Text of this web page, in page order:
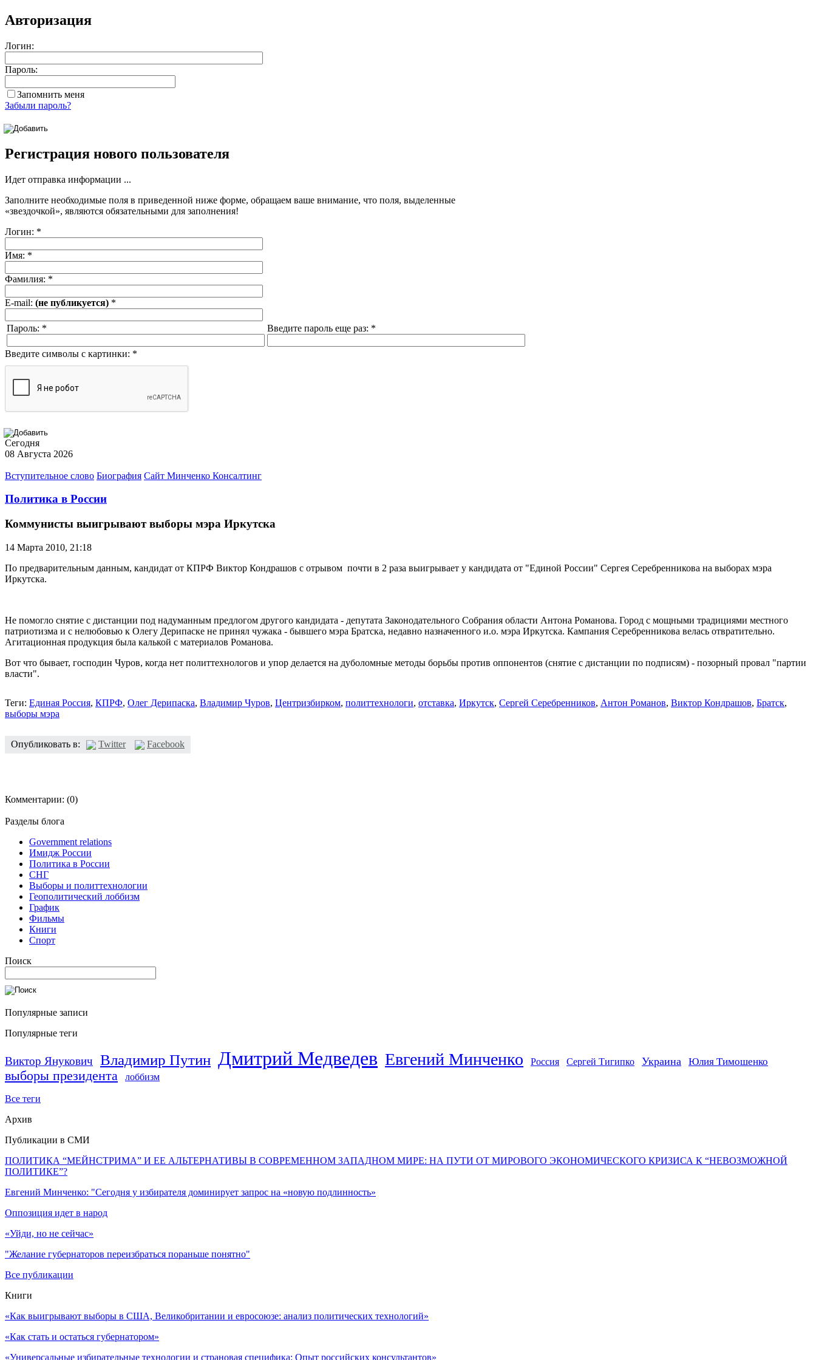
Авторизация
Логин:
Пароль:
Запомнить меня
Забыли пароль?
Регистрация нового пользователя
Идет отправка информации ...
Заполните необходимые поля в приведенной ниже форме, обращаем ваше внимание, что поля, выделенные
«звездочкой», являются обязательными для заполнения!
Логин: *
Имя: *
Фамилия: *
E-mail: (не публикуется) *
Пароль: * Введите пароль еще раз: *
Введите символы с картинки: *
Сегодня
08 Августа 2026
Вступительное слово Биография Сайт Минченко Консалтинг
Политика в России
Коммунисты выигрывают выборы мэра Иркутска
14 Марта 2010, 21:18
По предварительным данным, кандидат от КПРФ Виктор Кондрашов с отрывом почти в 2 раза выигрывает у кандидата от "Единой России" Сергея Серебренникова на выборах мэра
Иркутска.
Не помогло снятие с дистанции под надуманным предлогом другого кандидата - депутата Законодательного Собрания области Антона Романова. Город с мощными традициями местного
патриотизма и с нелюбовью к Олегу Дерипаске не принял чужака - бывшего мэра Братска, недавно назначенного и.о. мэра Иркутска. Кампания Серебренникова велась отвратительно.
Агитационная продукция была калькой с материалов Романова.
Вот что бывает, господин Чуров, когда нет политтехнологов и упор делается на дуболомные методы борьбы против оппонентов (снятие с дистанции по подписям) - позорный провал "партии
власти".
Теги: Единая Россия, КПРФ, Олег Дерипаска, Владимир Чуров, Центризбирком, политтехнологи, отставка, Иркутск, Сергей Серебренников, Антон Романов, Виктор Кондрашов, Братск,
выборы мэра
Опубликовать в: Twitter Facebook
Комментарии: (0)
Разделы блога
Government relations
Имидж России
Политика в России
СНГ
Выборы и политтехнологии
Геополитический лоббизм
График
Фильмы
Книги
Спорт
Поиск
Популярные записи
Популярные теги
Виктор Янукович Владимир Путин Дмитрий Медведев Евгений Минченко Россия Сергей Тигипко Украина Юлия Тимошенко
выборы президента лоббизм
Все теги
Архив
Публикации в СМИ
ПОЛИТИКА “МЕЙНСТРИМА” И ЕЕ АЛЬТЕРНАТИВЫ В СОВРЕМЕННОМ ЗАПАДНОМ МИРЕ: НА ПУТИ ОТ МИРОВОГО ЭКОНОМИЧЕСКОГО КРИЗИСА К “НЕВОЗМОЖНОЙ
ПОЛИТИКЕ”?
Евгений Минченко: "Сегодня у избирателя доминирует запрос на «новую подлинность»
Оппозиция идет в народ
«Уйди, но не сейчас»
"Желание губернаторов переизбраться пораньше понятно"
Все публикации
Книги
«Как выигрывают выборы в США, Великобритании и евросоюзе: анализ политических технологий»
«Как стать и остаться губернатором»
«Универсальные избирательные технологии и страновая специфика: Опыт российских консультантов»